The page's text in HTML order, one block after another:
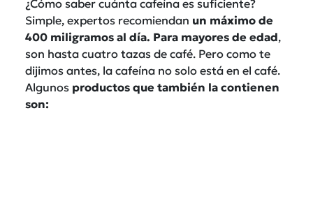
¿Cómo saber cuánta cafeína es suficiente?
Simple, expertos recomiendan un máximo de
400 miligramos al día. Para mayores de edad,
son hasta cuatro tazas de café. Pero como te
dijimos antes, la cafeína no solo está en el café.
Algunos productos que también la contienen
son: